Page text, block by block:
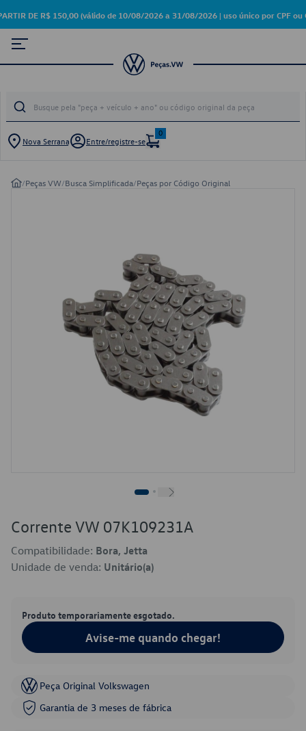
DE R$ 150,00 (válido de 10/08/2026 a 31/08/2026 | uso único por CPF ou
Nova Serrana Entre/registre-se
0
/Peças VW/Busca Simplificada/Peças por Código Original
Corrente VW 07K109231A
Compatibilidade: Bora, Jetta
Unidade de venda: Unitário(a)
Produto temporariamente esgotado.
Avise-me quando chegar!
Peça Original Volkswagen
Garantia de 3 meses de fábrica